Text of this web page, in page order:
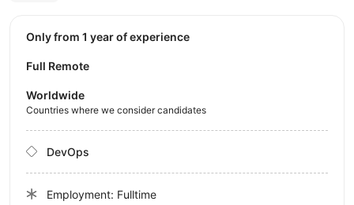
Only from 1 year of experience
Full Remote
Worldwide
Countries where we consider candidates
DevOps
Employment: Fulltime